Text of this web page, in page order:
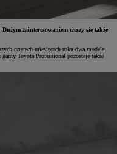
zainteresowaniem cieszy się także
czterech miesiącach roku dwa modele
Toyota Professional pozostaje także